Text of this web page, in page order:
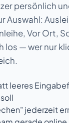
persönlich
Auswahl:
Vor Ort,
— wer nur
leeres
jederzeit